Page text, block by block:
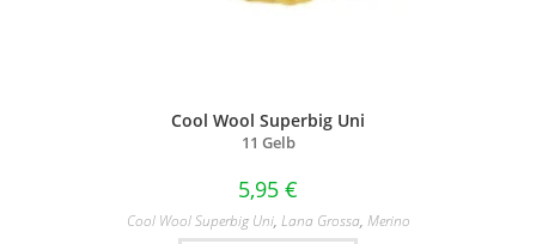
Cool Wool Superbig Uni
11 Gelb
5,95 €
Cool Wool Superbig Uni, Lana Grossa, Merino